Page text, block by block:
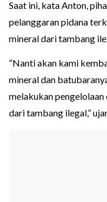
Saat ini, kata Anton,
pelanggaran pidana
mineral dari tambang
“Nanti akan kami
mineral dan
melakukan
dari tambang ilegal,”